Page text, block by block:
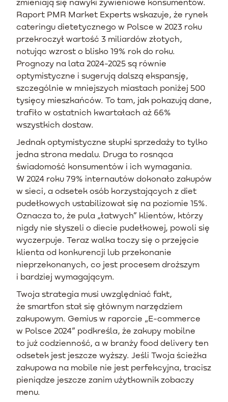
Raport PMR Market Experts wskazuje, że rynek
cateringu dietetycznego w Polsce w 2023 roku
przekroczył wartość 3 miliardów złotych,
notując wzrost o blisko 19% rok do roku.
Prognozy na lata 2024-2025 są równie
optymistyczne i sugerują dalszą ekspansję,
szczególnie w mniejszych miastach poniżej 500
tysięcy mieszkańców. To tam, jak pokazują dane,
trafiło w ostatnich kwartałach aż 66%
wszystkich dostaw.
Jednak optymistyczne słupki sprzedaży to tylko
jedna strona medalu. Druga to rosnąca
świadomość konsumentów i ich wymagania.
W 2024 roku 79% internautów dokonało zakupów
w sieci, a odsetek osób korzystających z diet
pudełkowych ustabilizował się na poziomie 15%.
Oznacza to, że pula „łatwych” klientów, którzy
nigdy nie słyszeli o diecie pudełkowej, powoli się
wyczerpuje. Teraz walka toczy się o przejęcie
klienta od konkurencji lub przekonanie
nieprzekonanych, co jest procesem droższym
i bardziej wymagającym.
Twoja strategia musi uwzględniać fakt,
że smartfon stał się głównym narzędziem
zakupowym. Gemius w raporcie „E-commerce
w Polsce 2024” podkreśla, że zakupy mobilne
to już codzienność, a w branży food delivery ten
odsetek jest jeszcze wyższy. Jeśli Twoja ścieżka
zakupowa na mobile nie jest perfekcyjna, tracisz
pieniądze jeszcze zanim użytkownik zobaczy
menu.